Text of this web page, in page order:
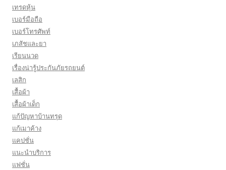
เทรดหุ้น
เบอร์มือถือ
เบอร์โทรศัพท์
เภสัชและยา
เรียนนวด
เรื่องน่ารู้ประกันภัยรถยนต์
เลสิก
เสื้อผ้า
เสื้อผ้าเด็ก
แก้ปัญหาบ้านทรุด
แก้เมาค้าง
แคปชั่น
แนะนำบริการ
แฟชั่น